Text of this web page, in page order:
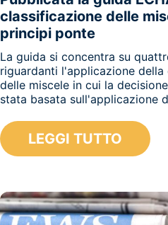
classificazione delle
principi ponte
La guida si concentra su
riguardanti l'applicazione
delle miscele in cui la
stata basata sull'applicazione
LEGGI TUTTO